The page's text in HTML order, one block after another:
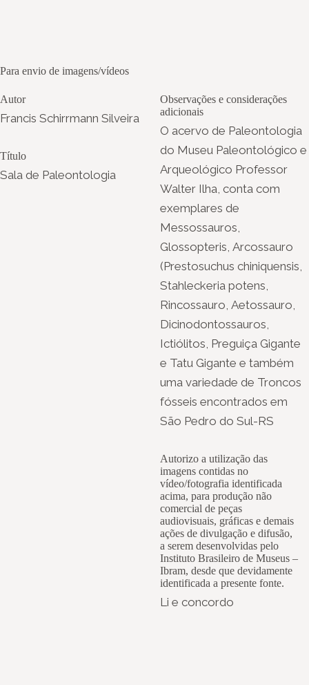
Para envio de imagens/vídeos
Autor
Francis Schirrmann Silveira
Título
Sala de Paleontologia
Observações e considerações
adicionais
O acervo de Paleontologia
do Museu Paleontológico e
Arqueológico Professor
Walter Ilha, conta com
exemplares de
Messossauros,
Glossopteris, Arcossauro
(Prestosuchus chiniquensis,
Stahleckeria potens,
Rincossauro, Aetossauro,
Dicinodontossauros,
Ictiólitos, Preguiça Gigante
e Tatu Gigante e também
uma variedade de Troncos
fósseis encontrados em
São Pedro do Sul-RS
Autorizo a utilização das
imagens contidas no
vídeo/fotografia identificada
acima, para produção não
comercial de peças
audiovisuais, gráficas e demais
ações de divulgação e difusão,
a serem desenvolvidas pelo
Instituto Brasileiro de Museus –
Ibram, desde que devidamente
identificada a presente fonte.
Li e concordo